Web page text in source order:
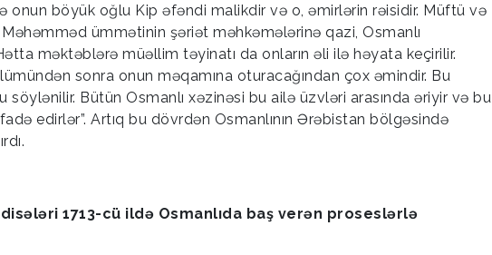
onun böyük oğlu Kip əfəndi malikdir və o, əmirlərin rəisidir. Müftü və
Məhəmməd ümmətinin şəriət məhkəmələrinə qazi, Osmanlı
məktəblərə müəllim təyinatı da onların əli ilə həyata keçirilir.
sonra onun məqamına oturacağından çox əmindir. Bu
söylənilir. Bütün Osmanlı xəzinəsi bu ailə üzvləri arasında əriyir və bu
edirlər”. Artıq bu dövrdən Osmanlının Ərəbistan bölgəsində
1713-cü ildə Osmanlıda baş verən proseslərlə